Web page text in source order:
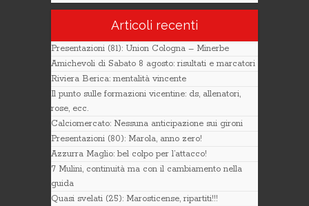
Articoli recenti
Presentazioni (81): Union Cologna – Minerbe
Amichevoli di Sabato 8 agosto: risultati e marcatori
Riviera Berica: mentalità vincente
Il punto sulle formazioni vicentine: ds, allenatori,
rose, ecc.
Calciomercato: Nessuna anticipazione sui gironi
Presentazioni (80): Marola, anno zero!
Azzurra Maglio: bel colpo per l’attacco!
7 Mulini, continuità ma con il cambiamento nella
guida
Quasi svelati (25): Marosticense, ripartiti!!!